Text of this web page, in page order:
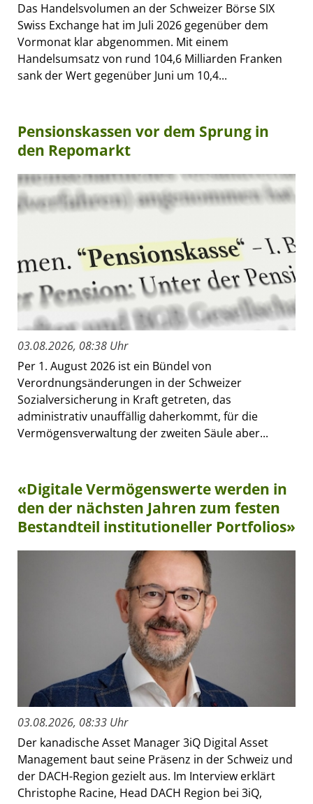
Das Handelsvolumen an der Schweizer Börse SIX
Swiss Exchange hat im Juli 2026 gegenüber dem
Vormonat klar abgenommen. Mit einem
Handelsumsatz von rund 104,6 Milliarden Franken
sank der Wert gegenüber Juni um 10,4...
Pensionskassen vor dem Sprung in
den Repomarkt
03.08.2026, 08:38 Uhr
Per 1. August 2026 ist ein Bündel von
Verordnungsänderungen in der Schweizer
Sozialversicherung in Kraft getreten, das
administrativ unauffällig daherkommt, für die
Vermögensverwaltung der zweiten Säule aber...
«Digitale Vermögenswerte werden in
den der nächsten Jahren zum festen
Bestandteil institutioneller Portfolios»
03.08.2026, 08:33 Uhr
Der kanadische Asset Manager 3iQ Digital Asset
Management baut seine Präsenz in der Schweiz und
der DACH-Region gezielt aus. Im Interview erklärt
Christophe Racine, Head DACH Region bei 3iQ,